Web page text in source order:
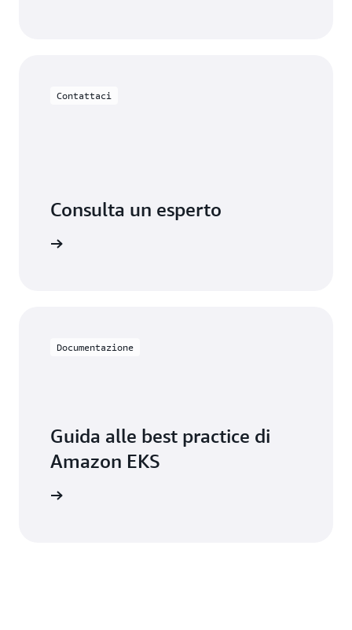
Contattaci
Consulta un esperto
Documentazione
Guida alle best practice di
Amazon EKS